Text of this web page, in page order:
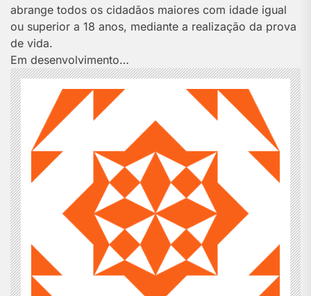
abrange todos os cidadãos maiores com idade igual
ou superior a 18 anos, mediante a realização da prova
de vida.
Em desenvolvimento…